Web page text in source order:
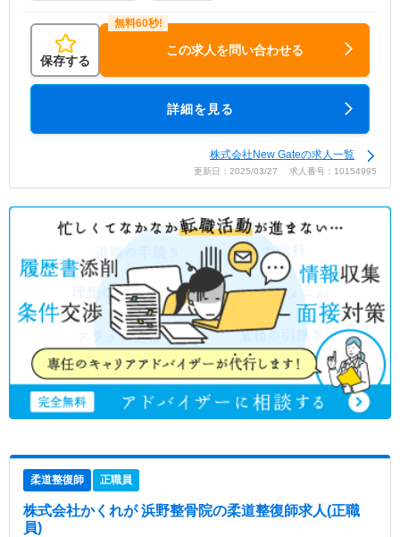
保存する
この求人を問い合わせる
詳細を見る
株式会社New Gateの求人一覧
更新日：2025/03/27 求人番号：10154995
柔道整復師 正職員
株式会社かくれが 浜野整骨院の柔道整復師求人(正職
員)